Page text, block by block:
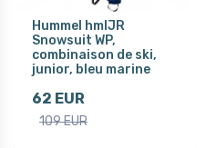
Hummel hmlJR
Snowsuit WP,
combinaison de ski,
junior, bleu marine
62 EUR
109 EUR